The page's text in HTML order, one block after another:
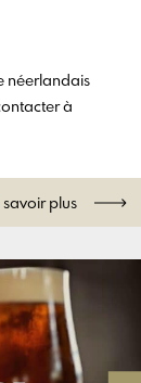
néerlandais
à
savoir plus